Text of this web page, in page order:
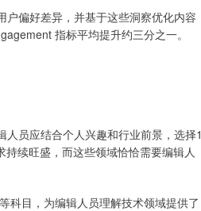
偏好差异，并基于这些洞察优化内容
指标平均提升约三分之一。
员应结合个人兴趣和行业前景，选择1
续旺盛，而这些领域恰恰需要编辑人
科目，为编辑人员理解技术领域提供了